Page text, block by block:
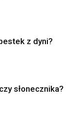
z dyni?
słonecznika?